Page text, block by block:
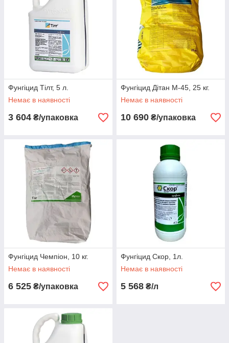
Фунгіцид Тілт, 5 л.
Немає в наявності
3 604 ₴/упаковка
Фунгіцид Дітан М-45, 25 кг.
Немає в наявності
10 690 ₴/упаковка
Фунгіцид Чемпіон, 10 кг.
Немає в наявності
6 525 ₴/упаковка
Фунгіцид Скор, 1л.
Немає в наявності
5 568 ₴/л